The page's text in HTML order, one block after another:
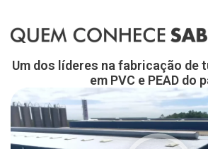
Um dos líderes na fabricação de
em PVC e PEAD do